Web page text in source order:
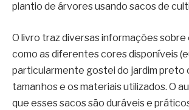
plantio de árvores usando sacos de
O livro traz diversas informações sobre
como as diferentes cores disponíveis
particularmente gostei do jardim preto
tamanhos e os materiais utilizados. O
que esses sacos são duráveis e